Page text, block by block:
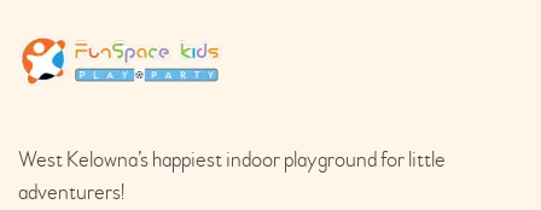
West Kelowna’s happiest indoor playground for little
adventurers!